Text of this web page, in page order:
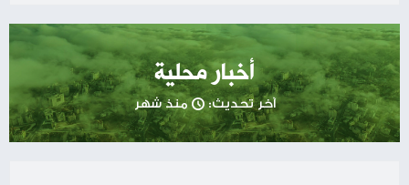
أخبار محلية
آخر تحديث: منذ شهر